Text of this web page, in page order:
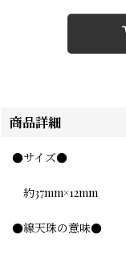
商品詳細
●サイズ●
約37mm×12mm
●線天珠の意味●